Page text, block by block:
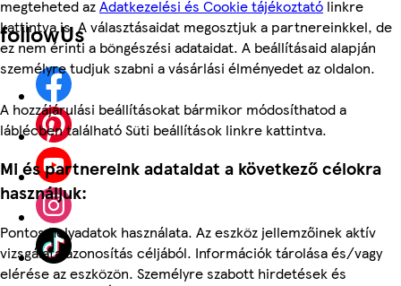
megteheted azAdatkezelési és Cookie tájékoztató linkre
kattintva is. A választásaidat megosztjuk a partnereinkkel, de
ez nem érinti a böngészési adataidat. A beállításaid alapján
személyre tudjuk szabni a vásárlási élményedet az oldalon.
A hozzájárulási beállításokat bármikor módosíthatod a
láblécben található Süti beállítások linkre kattintva.
Mi és partnereink adataidat a következő célokra
használjuk:
Pontos helyadatok használata. Az eszköz jellemzőinek aktív
vizsgálata azonosítás céljából. Információk tárolása és/vagy
elérése az eszközön. Személyre szabott hirdetések és
followUs